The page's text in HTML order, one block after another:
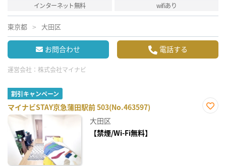
インターネット無料
wifiあり
東京都 大田区
お問合わせ 電話する
運営会社： 株式会社マイナビ
割引キャンペーン
マイナビSTAY京急蒲田駅前 503(No.463597)
大田区
【禁煙/Wi-Fi無料】